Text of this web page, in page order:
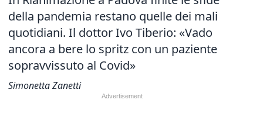
della pandemia restano quelle dei mali
quotidiani. Il dottor Ivo Tiberio: «Vado
ancora a bere lo spritz con un paziente
sopravvissuto al Covid»
Simonetta Zanetti